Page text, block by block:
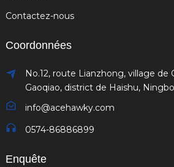
Contactez-nous
Coordonnées
No.12, route Lianzhong, village de
Gaoqiao, district de Haishu,
info@acehawky.com
0574-86886899
Enquête